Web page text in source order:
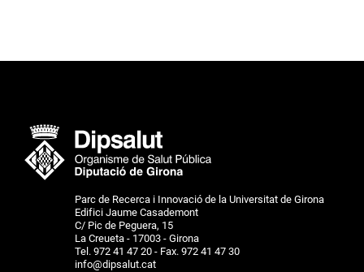
Parc de Recerca i Innovació de la Universitat de Girona
Edifici Jaume Casademont
C/ Pic de Peguera, 15
La Creueta - 17003 - Girona
Tel. 972 41 47 20 - Fax. 972 41 47 30
info@dipsalut.cat